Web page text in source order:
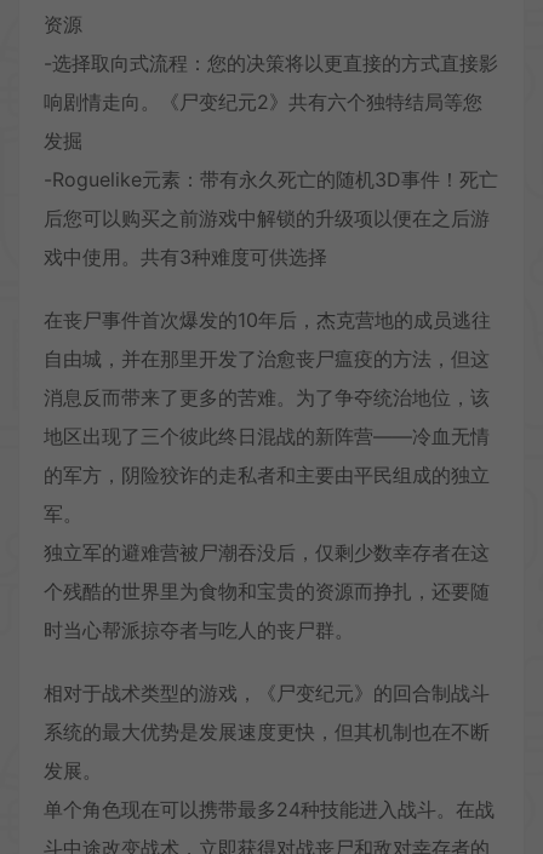
资源
-选择取向式流程：您的决策将以更直接的方式直接影
响剧情走向。《尸变纪元2》共有六个独特结局等您
发掘
-Roguelike元素：带有永久死亡的随机3D事件！死亡
后您可以购买之前游戏中解锁的升级项以便在之后游
戏中使用。共有3种难度可供选择
在丧尸事件首次爆发的10年后，杰克营地的成员逃往
自由城，并在那里开发了治愈丧尸瘟疫的方法，但这
消息反而带来了更多的苦难。为了争夺统治地位，该
地区出现了三个彼此终日混战的新阵营——冷血无情
的军方，阴险狡诈的走私者和主要由平民组成的独立
军。
独立军的避难营被尸潮吞没后，仅剩少数幸存者在这
个残酷的世界里为食物和宝贵的资源而挣扎，还要随
时当心帮派掠夺者与吃人的丧尸群。
相对于战术类型的游戏，《尸变纪元》的回合制战斗
系统的最大优势是发展速度更快，但其机制也在不断
发展。
单个角色现在可以携带最多24种技能进入战斗。在战
斗中途改变战术，立即获得对战丧尸和敌对幸存者的